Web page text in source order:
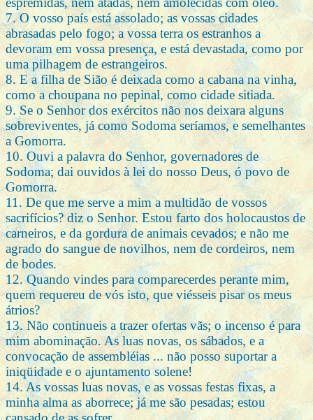
7. O vosso país está assolado; as vossas cidades
abrasadas pelo fogo; a vossa terra os estranhos a
devoram em vossa presença, e está devastada, como por
uma pilhagem de estrangeiros.
8. E a filha de Sião é deixada como a cabana na vinha,
como a choupana no pepinal, como cidade sitiada.
9. Se o Senhor dos exércitos não nos deixara alguns
sobreviventes, já como Sodoma seríamos, e semelhantes
a Gomorra.
10. Ouvi a palavra do Senhor, governadores de
Sodoma; dai ouvidos à lei do nosso Deus, ó povo de
Gomorra.
11. De que me serve a mim a multidão de vossos
sacrifícios? diz o Senhor. Estou farto dos holocaustos de
carneiros, e da gordura de animais cevados; e não me
agrado do sangue de novilhos, nem de cordeiros, nem
de bodes.
12. Quando vindes para comparecerdes perante mim,
quem requereu de vós isto, que viésseis pisar os meus
átrios?
13. Não continueis a trazer ofertas vãs; o incenso é para
mim abominação. As luas novas, os sábados, e a
convocação de assembléias ... não posso suportar a
iniqüidade e o ajuntamento solene!
14. As vossas luas novas, e as vossas festas fixas, a
minha alma as aborrece; já me são pesadas; estou